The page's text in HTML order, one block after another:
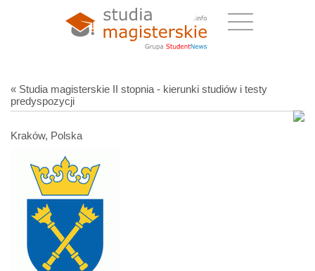
« Studia magisterskie II stopnia - kierunki studiów i testy
predyspozycji
Kraków, Polska